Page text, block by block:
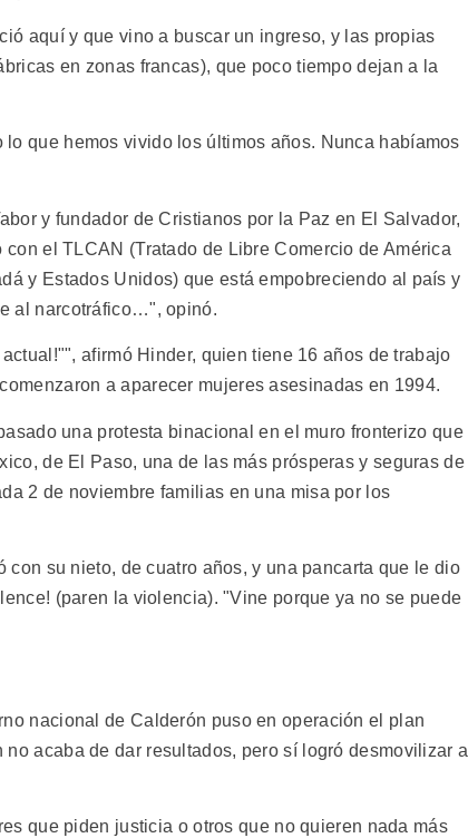
aquí y que vino a buscar un ingreso, y las propias
en zonas francas), que poco tiempo dejan a la
que hemos vivido los últimos años. Nunca habíamos
y fundador de Cristianos por la Paz en El Salvador,
el TLCAN (Tratado de Libre Comercio de América
y Estados Unidos) que está empobreciendo al país y
al narcotráfico…", opinó.
afirmó Hinder, quien tiene 16 años de trabajo
a aparecer mujeres asesinadas en 1994.
una protesta binacional en el muro fronterizo que
de El Paso, una de las más prósperas y seguras de
2 de noviembre familias en una misa por los
su nieto, de cuatro años, y una pancarta que le dio
(paren la violencia). "Vine porque ya no se puede
nacional de Calderón puso en operación el plan
acaba de dar resultados, pero sí logró desmovilizar a
que piden justicia o otros que no quieren nada más